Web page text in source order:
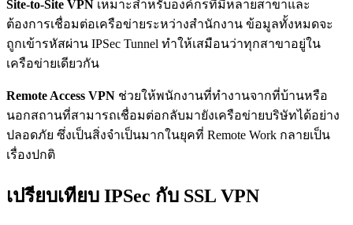
Site-to-Site VPN เหมาะสำหรับองค์กรที่มีหลายสาขาและ
ต้องการเชื่อมต่อเครือข่ายระหว่างสำนักงาน ข้อมูลทั้งหมดจะ
ถูกเข้ารหัสผ่าน IPSec Tunnel ทำให้เสมือนว่าทุกสาขาอยู่ใน
เครือข่ายเดียวกัน
Remote Access VPN ช่วยให้พนักงานที่ทำงานจากที่บ้านหรือ
นอกสถานที่สามารถเชื่อมต่อกลับมายังเครือข่ายบริษัทได้อย่าง
ปลอดภัย ซึ่งเป็นสิ่งจำเป็นมากในยุคที่ Remote Work กลายเป็น
เรื่องปกติ
เปรียบเทียบ IPSec กับ SSL VPN